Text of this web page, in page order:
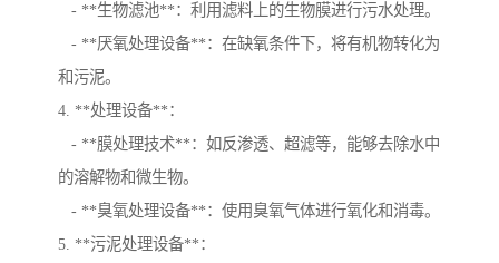
- **生物滤池**：利用滤料上的生物膜进行污水处理。
- **厌氧处理设备**：在缺氧条件下，将有机物转化为
和污泥。
4. **处理设备**：
- **膜处理技术**：如反渗透、超滤等，能够去除水中
的溶解物和微生物。
- **臭氧处理设备**：使用臭氧气体进行氧化和消毒。
5. **污泥处理设备**：